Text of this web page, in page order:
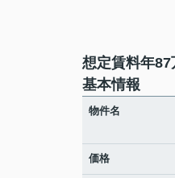
想定賃料年
基本情報
物件名
価格